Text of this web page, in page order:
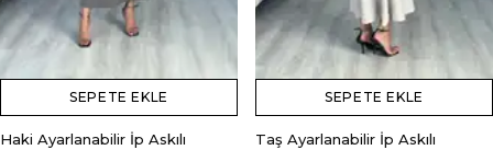
SEPETE EKLE
Haki Ayarlanabilir İp Askılı
SEPETE EKLE
Taş Ayarlanabilir İp Askılı